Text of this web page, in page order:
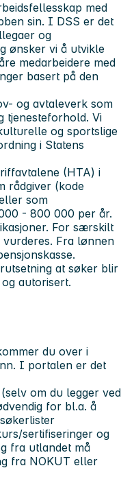
med
sin. I DSS er det
og
ønsker vi å utvikle
medarbeidere med
basert på den
og avtaleverk som
tjenesteforhold. Vi
og sportslige
i Statens
(HTA) i
rådgiver (kode
som
- 800 000 per år.
For særskilt
Fra lønnen
at søker blir
autorisert.
du over i
I portalen er det
om du legger ved
for bl.a. å
sertifiseringer og
fra utlandet må
fra NOKUT eller